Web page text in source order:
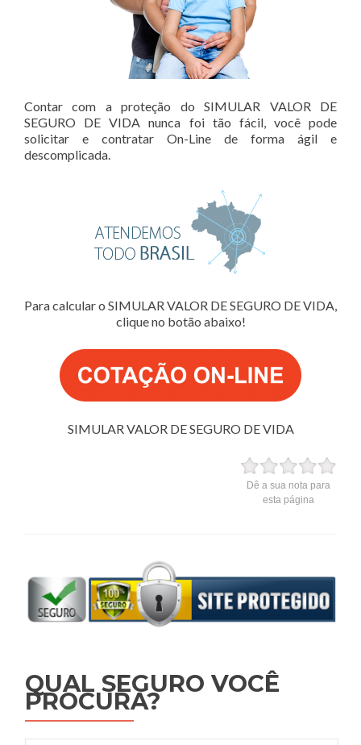
Contar com a proteção do SIMULAR VALOR DE
SEGURO DE VIDA nunca foi tão fácil, você pode
solicitar e contratar On-Line de forma ágil e
descomplicada.
Para calcular o SIMULAR VALOR DE SEGURO DE VIDA,
clique no botão abaixo!
SIMULAR VALOR DE SEGURO DE VIDA
Dê a sua nota para
esta página
QUAL SEGURO VOCÊ
PROCURA?